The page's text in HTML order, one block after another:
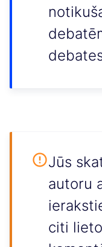
Jūs
autoru
citi